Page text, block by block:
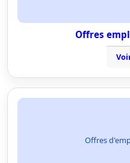
Offres
Offres